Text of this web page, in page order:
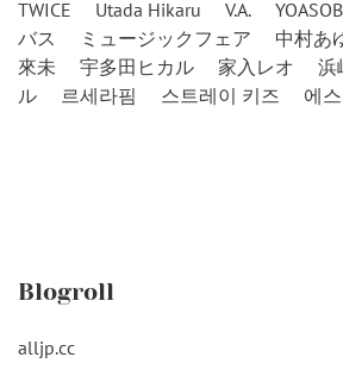
TWICE
Utada Hikaru V.A.
バス
ミュージックフェア 中村あ
來未
宇多田ヒカル 家入レオ 浜
ル
르세라핌 스트레이 키즈 에
Blogroll
alljp.cc